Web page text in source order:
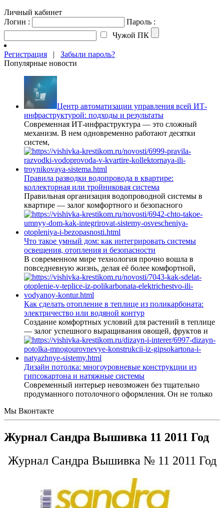
Личный кабинет
Логин :
Пароль :
Чужой ПК
Регистрация | Забыли пароль?
Популярные новости
Центр автоматизации управления всей ИТ-
инфраструктурой: подходы и результаты
Современная ИТ-инфраструктура — это сложный
механизм. В нем одновременно работают десятки
систем,
Правила разводки водопровода в квартире:
коллекторная или тройниковая система
Правильная организация водопроводной системы в
квартире — залог комфортного и безопасного
Что такое умный дом: как интегрировать системы
освещения, отопления и безопасности
В современном мире технология прочно вошла в
повседневную жизнь, делая её более комфортной,
Как сделать отопление в теплице из поликарбоната:
электричество или водяной контур
Создание комфортных условий для растений в теплице
— залог успешного выращивания овощей, фруктов и
Дизайн потолка: многоуровневые конструкции из
гипсокартона и натяжные системы
Современный интерьер невозможен без тщательно
продуманного потолочного оформления. Он не только
Мы Вконтакте
Журнал Сандра Вышивка 11 2011 Год
Журнал Сандра Вышивка № 11 2011 Год